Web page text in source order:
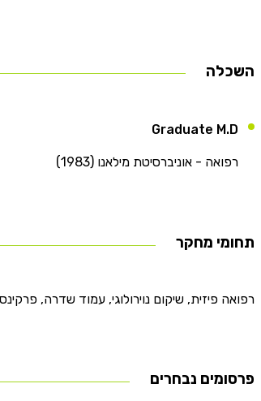
השכלה
Graduate M.D
רפואה - אוניברסיטת מילאנו (1983)
תחומי מחקר
רפואה פיזית, שיקום נוירולוגי, עמוד שדרה,
פרסומים נבחרים